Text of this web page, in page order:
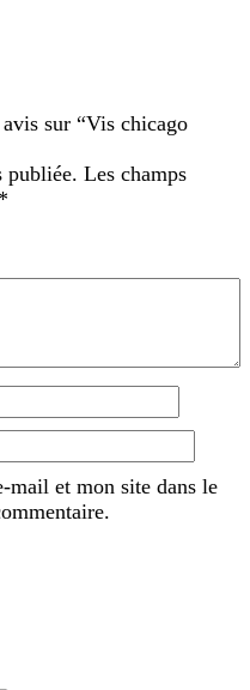
sur “Vis chicago
publiée. Les champs
*
mail et mon site dans le